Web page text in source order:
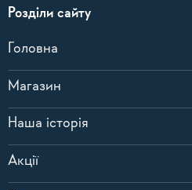
Розділи сайту
Головна
Магазин
Наша історія
Акції